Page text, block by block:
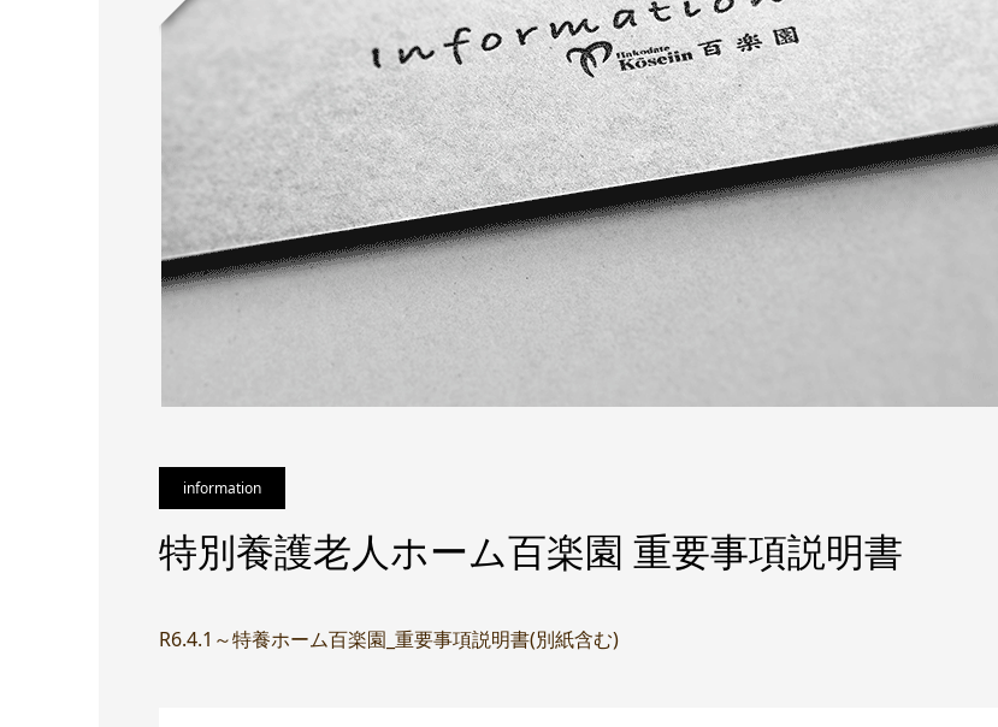
information
特別養護老人ホーム百楽園 重要事項説明書
R6.4.1～特養ホーム百楽園_重要事項説明書(別紙含む)